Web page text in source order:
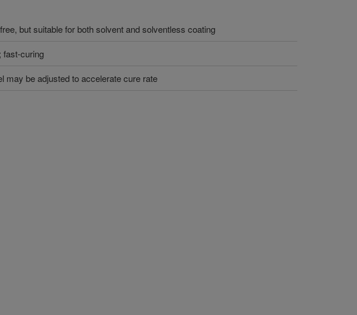
but suitable for both solvent and solventless coating
fast-curing
may be adjusted to accelerate cure rate